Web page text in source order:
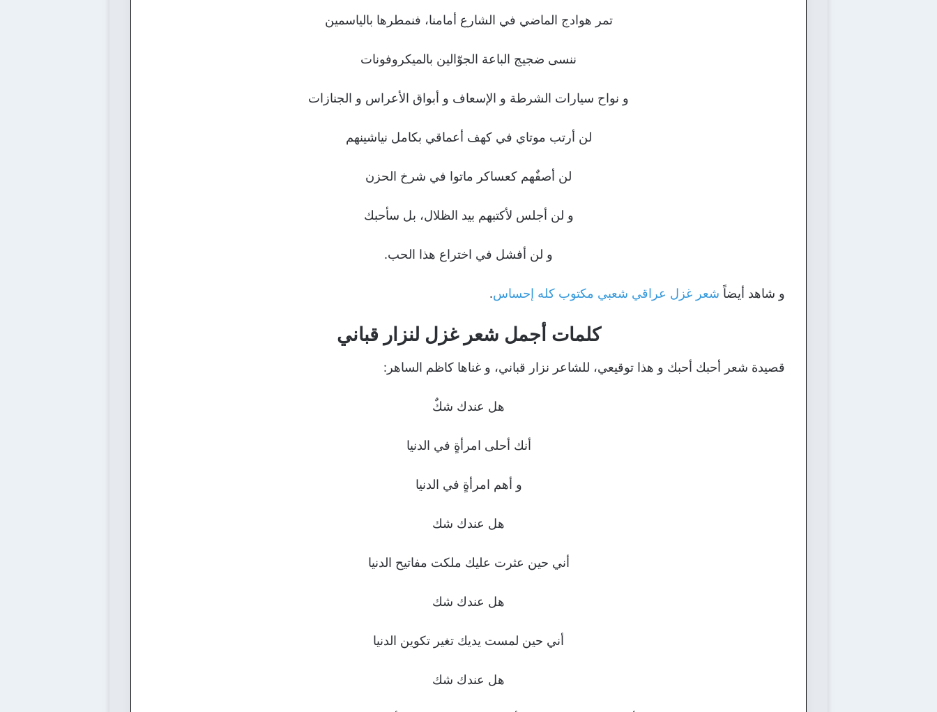
تمر هوادج الماضي في الشارع أمامنا، فنمطرها بالياسمين
ننسى ضجيج الباعة الجوّالين بالميكروفونات
و نواح سيارات الشرطة و الإسعاف و أبواق الأعراس و الجنازات
لن أرتب موتاي في كهف أعماقي بكامل نياشينهم
لن أصفٌهم كعساكر ماتوا في شرخ الحزن
و لن أجلس لأكتبهم بيد الظلال، بل سأحبك
و لن أفشل في اختراع هذا الحب.
و شاهد أيضاً شعر غزل عراقي شعبي مكتوب كله إحساس.
كلمات أجمل شعر غزل لنزار قباني
قصيدة شعر أحبك أحبك و هذا توقيعي، للشاعر نزار قباني، و غناها كاظم الساهر:
هل عندك شكٌ
أنك أحلى امرأةٍ في الدنيا
و أهم امرأةٍ في الدنيا
هل عندك شك
أني حين عثرت عليك ملكت مفاتيح الدنيا
هل عندك شك
أني حين لمست يديك تغير تكوين الدنيا
هل عندك شك